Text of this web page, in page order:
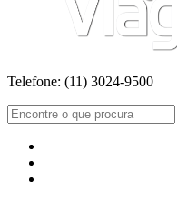
Telefone: (11) 3024-9500